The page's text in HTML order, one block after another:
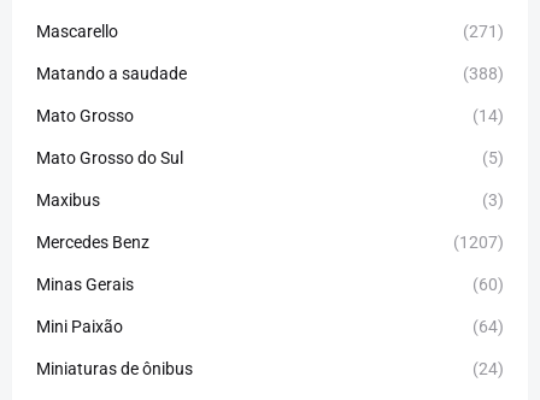
Mascarello (271)
Matando a saudade (388)
Mato Grosso (14)
Mato Grosso do Sul (5)
Maxibus (3)
Mercedes Benz (1207)
Minas Gerais (60)
Mini Paixão (64)
Miniaturas de ônibus (24)